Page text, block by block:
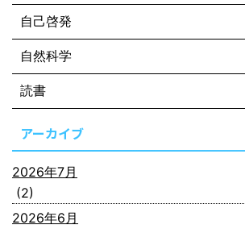
自己啓発
自然科学
読書
アーカイブ
2026年7月
(2)
2026年6月